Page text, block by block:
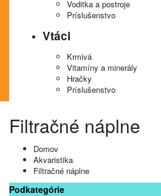
Voditka a postroje
Príslušenstvo
Vtáci
Krmivá
Vitamíny a minerály
Hračky
Príslušenstvo
Filtračné náplne
Domov
Akvaristika
Filtračné náplne
Podkategórie